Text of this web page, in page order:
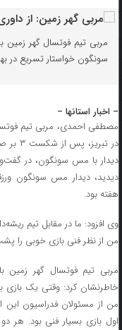
مربی تیم فوتسال گهر زمین
سونگون خواستار تسریع در
– اخبار استانها –
مصطفی احمدی، مربی تیم
در
دیدار با مس سونگون، در
دیدید، دیدار مس سونگون
هفته بود.
وی افزود: ما در مقابل تیم
من از نظر فنی بازی خوبی را
مربی تیم فوتسال گهر زمین
خاطرنشان کرد: وقتی یک بازی
من از مسئولان فدراسیون این
اول بازی بسیار فنی بود.‌ هر